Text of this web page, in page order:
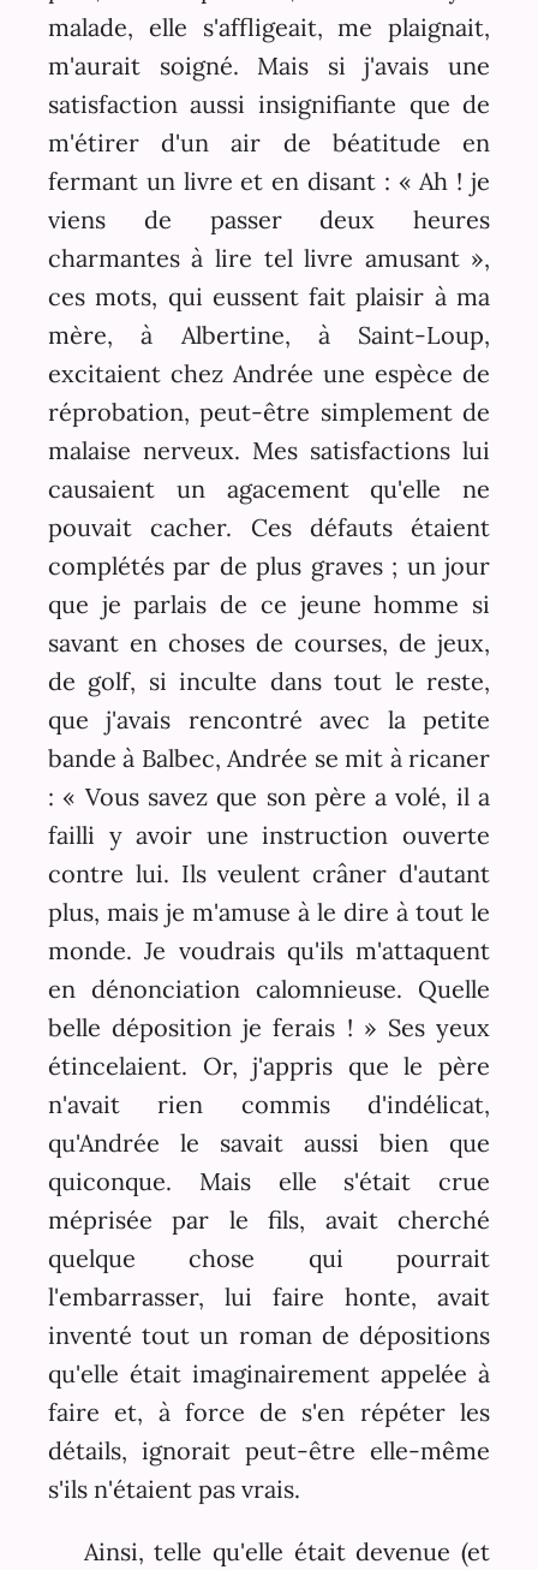
malade, elle s'affligeait, me plaignait,
m'aurait soigné. Mais si j'avais une
satisfaction aussi insignifiante que de
m'étirer d'un air de béatitude en
fermant un livre et en disant : « Ah ! je
viens de passer deux heures
charmantes à lire tel livre amusant »,
ces mots, qui eussent fait plaisir à ma
mère, à Albertine, à Saint-Loup,
excitaient chez Andrée une espèce de
réprobation, peut-être simplement de
malaise nerveux. Mes satisfactions lui
causaient un agacement qu'elle ne
pouvait cacher. Ces défauts étaient
complétés par de plus graves ; un jour
que je parlais de ce jeune homme si
savant en choses de courses, de jeux,
de golf, si inculte dans tout le reste,
que j'avais rencontré avec la petite
bande à Balbec, Andrée se mit à ricaner
: « Vous savez que son père a volé, il a
failli y avoir une instruction ouverte
contre lui. Ils veulent crâner d'autant
plus, mais je m'amuse à le dire à tout le
monde. Je voudrais qu'ils m'attaquent
en dénonciation calomnieuse. Quelle
belle déposition je ferais ! » Ses yeux
étincelaient. Or, j'appris que le père
n'avait rien commis d'indélicat,
qu'Andrée le savait aussi bien que
quiconque. Mais elle s'était crue
méprisée par le fils, avait cherché
quelque chose qui pourrait
l'embarrasser, lui faire honte, avait
inventé tout un roman de dépositions
qu'elle était imaginairement appelée à
faire et, à force de s'en répéter les
détails, ignorait peut-être elle-même
s'ils n'étaient pas vrais.
Ainsi, telle qu'elle était devenue (et